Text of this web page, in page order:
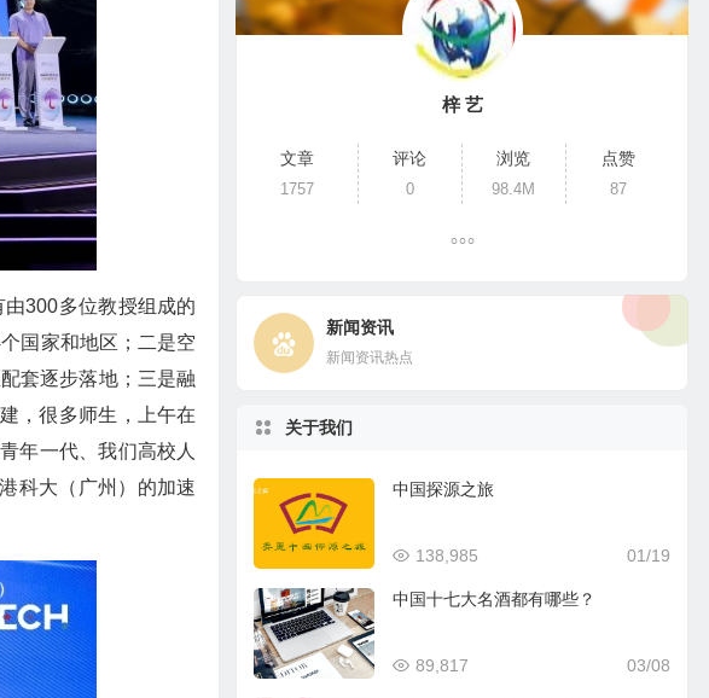
300多位教授组成的
国家和地区；二是空
套逐步落地；三是融
，很多师生，上午在
年一代、我们高校人
科大（广州）的加速
梓 艺
文章
1757
评论
0
浏览
98.4M
点赞
87
新闻资讯
新闻资讯热点
关于我们
中国探源之旅
01/19
138,985
中国十七大名酒都有哪些？
03/08
89,817